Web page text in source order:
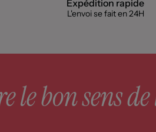
Expédition rapide
L'envoi se fait en 24H
le bon sens